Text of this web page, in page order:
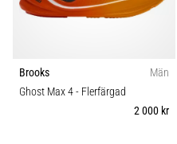
Brooks
Män
Ghost Max 4- Flerfärgad
2 000 kr